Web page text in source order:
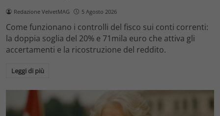
Redazione VelvetMAG 5 Agosto 2026
Come funzionano i controlli del fisco sui conti correnti:
la doppia soglia del 20% e 71mila euro che attiva gli
accertamenti e la ricostruzione del reddito.
Leggi di più